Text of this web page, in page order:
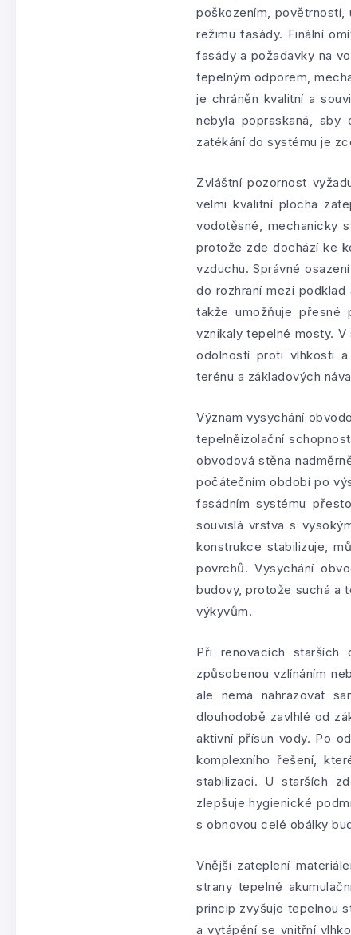
poškozením, povětrností,
režimu fasády. Finální
fasády a požadavky na
tepelným odporem,
je chráněn kvalitní a
nebyla popraskaná, aby
zatékání do systému je
Zvláštní pozornost
velmi kvalitní plocha
vodotěsné, mechanicky
protože zde dochází ke
vzduchu. Správné
do rozhraní mezi podklad
takže umožňuje přesné
vznikaly tepelné mosty.
odolností proti vlhkosti
terénu a základových
Význam vysychání
tepelněizolační
obvodová stěna
počátečním období po
fasádním systému
souvislá vrstva s
konstrukce stabilizuje,
povrchů. Vysychání
budovy, protože suchá a
výkyvům.
Při renovacích starších
způsobenou vzlínáním
ale nemá nahrazovat
dlouhodobě zavlhlé od
aktivní přísun vody. Po
komplexního řešení,
stabilizaci. U starších
zlepšuje hygienické
s obnovou celé obálky
Vnější zateplení
strany tepelně
princip zvyšuje tepelnou
a vytápění se vnitřní